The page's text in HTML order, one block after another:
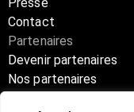
Contact
Partenaires
Devenir partenaires
Nos partenaires